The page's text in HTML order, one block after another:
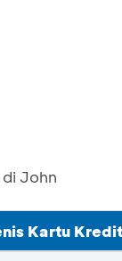
John
Kartu Kredit